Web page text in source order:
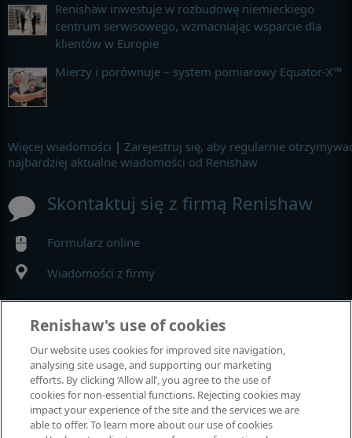
Renishaw inwestuje w rozbudowę niemieckiego
centrum serwisowego, wzmacniając wsparcie dla
klientów w Europie
Mierzy i porównuje – system pomiarowy Equator-X™
Więcej wiadomości | Zarejestruj się, aby regularnie
najbardziej aktualne wiadomości od Renishaw
Skontaktuj się z firmą Renishaw
Formularz online
Wiadomości z firmy
MyRenishaw
Sklep internetowy
Wystawy i konferencje
Renishaw's use of cookies
Our website uses cookies for improved site navigation,
analysing site usage, and supporting our marketing
efforts. By clicking ‘Allow all’, you agree to the use of
cookies for non-essential functions. Rejecting cookies may
impact your experience of the site and the services we are
able to offer. To learn more about our use of cookies